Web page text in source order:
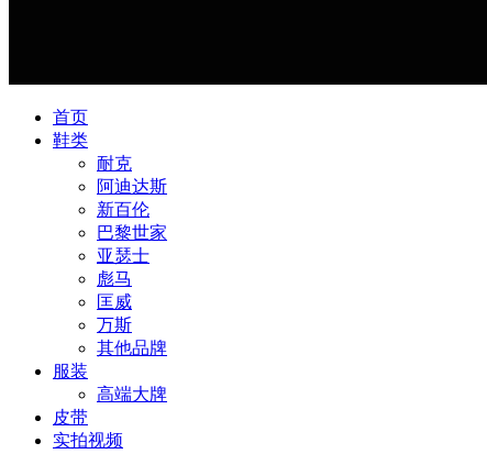
首页
鞋类
耐克
阿迪达斯
新百伦
巴黎世家
亚瑟士
彪马
匡威
万斯
其他品牌
服装
高端大牌
皮带
实拍视频